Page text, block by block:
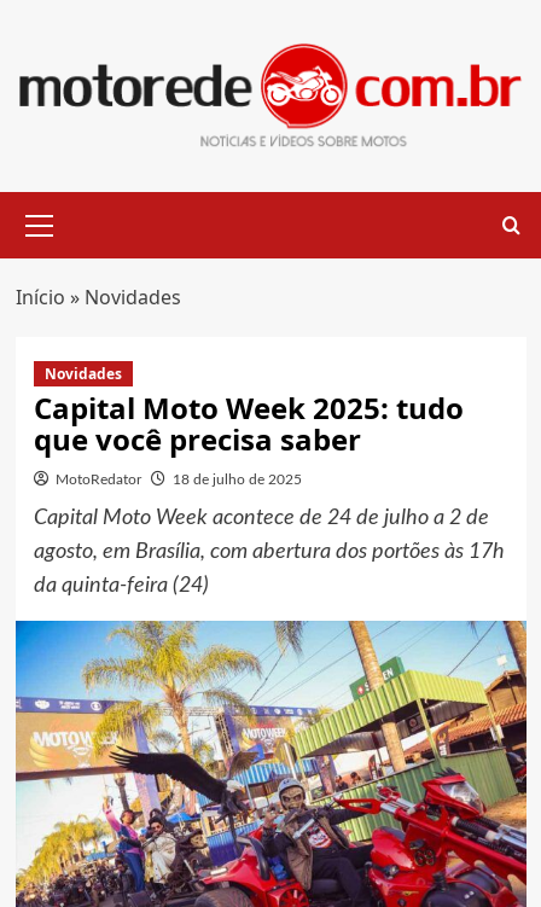
content
Menu
Início » Novidades
Novidades
Capital Moto Week 2025: tudo
que você precisa saber
MotoRedator 18 de julho de 2025
Capital Moto Week acontece de 24 de julho a 2 de
agosto, em Brasília, com abertura dos portões às 17h
da quinta-feira (24)